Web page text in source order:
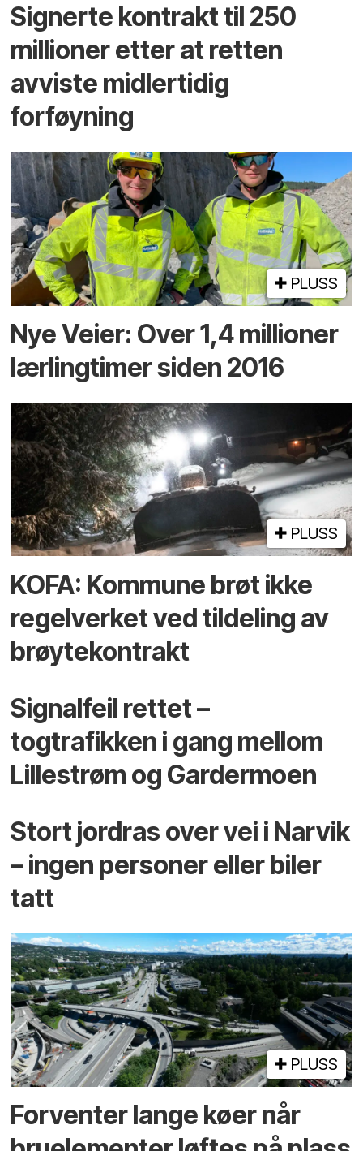
Signerte kontrakt til 250
millioner etter at retten
avviste midlertidig
forføyning
PLUSS
Nye Veier: Over 1,4 millioner
lærlingtimer siden 2016
PLUSS
KOFA: Kommune brøt ikke
regelverket ved tildeling av
brøytekontrakt
Signalfeil rettet –
togtrafikken i gang mellom
Lillestrøm og Gardermoen
Stort jordras over vei i Narvik
– ingen personer eller biler
tatt
PLUSS
Forventer lange køer når